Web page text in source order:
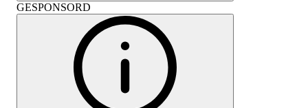
GESPONSORD